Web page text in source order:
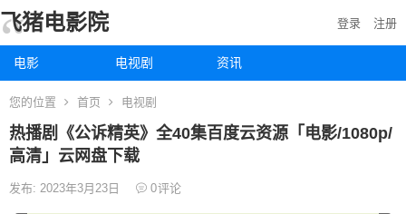
飞猪电影院
电影 电视剧 资讯
登录 注册
您的位置 首页 电视剧
热播剧《公诉精英》全40集百度云资源「电影/1080p/
高清」云网盘下载
发布: 2023年3月23日 0评论